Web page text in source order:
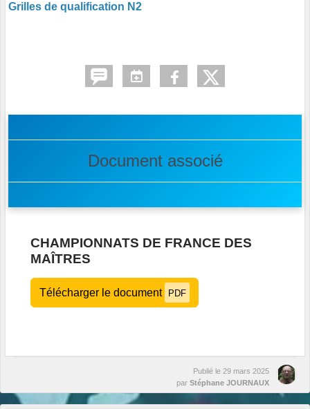
Grilles de qualification N2
Document associé
CHAMPIONNATS DE FRANCE DES
MAÎTRES
Télécharger le document PDF
Publié le 29 mars 2025
par Stéphane JOURNAUX